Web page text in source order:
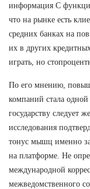
информация С
что на рынке есть
средних банках на
их в других
играть, но
По его мнению,
компаний стала
государству следует
исследования
тонус мышц именно
на платформе. Не
международной
межведомственного